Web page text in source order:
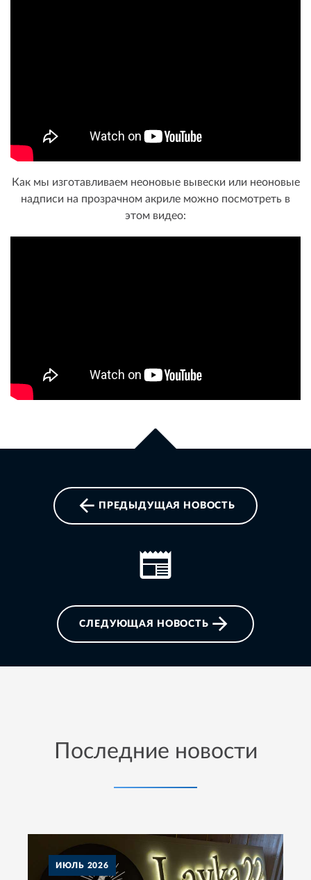
Как мы изготавливаем неоновые вывески или неоновые
надписи на прозрачном акриле можно посмотреть в
этом видео:
ПРЕДЫДУЩАЯ НОВОСТЬ
СЛЕДУЮЩАЯ НОВОСТЬ
Последние новости
ИЮЛЬ 2026